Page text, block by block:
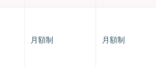
月額制 月額制